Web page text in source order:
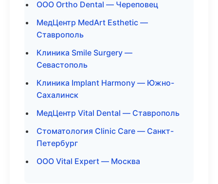
ООО Ortho Dental — Череповец
МедЦентр MedArt Esthetic —
Ставрополь
Клиника Smile Surgery —
Севастополь
Клиника Implant Harmony — Южно-
Сахалинск
МедЦентр Vital Dental — Ставрополь
Стоматология Clinic Care — Санкт-
Петербург
ООО Vital Expert — Москва